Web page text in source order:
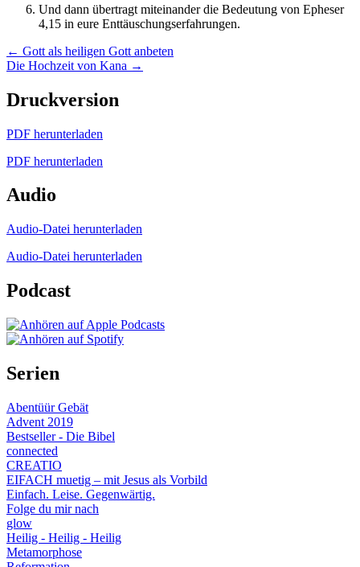
Und dann übertragt miteinander die Bedeutung von Epheser
4,15 in eure Enttäuschungserfahrungen.
Posts
navigation
← Gott als heiligen Gott anbeten
Die Hochzeit von Kana →
Druckversion
PDF herunterladen
PDF herunterladen
Audio
Audio-Datei herunterladen
Audio-Datei herunterladen
Podcast
Serien
Abentüür Gebät
Advent 2019
Bestseller - Die Bibel
connected
CREATIO
EIFACH muetig – mit Jesus als Vorbild
Einfach. Leise. Gegenwärtig.
Folge du mir nach
glow
Heilig - Heilig - Heilig
Metamorphose